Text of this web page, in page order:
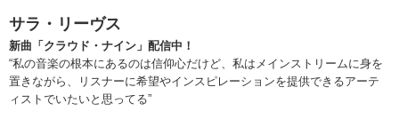
サラ・リーヴス
新曲「クラウド・ナイン」配信中！
“私の音楽の根本にあるのは信仰心だけど、私はメインストリームに身を
置きながら、リスナーに希望やインスピレーションを提供できるアーテ
ィストでいたいと思ってる”